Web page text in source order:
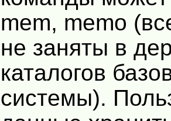
mem, memo
не заняты в
каталогов
системы).